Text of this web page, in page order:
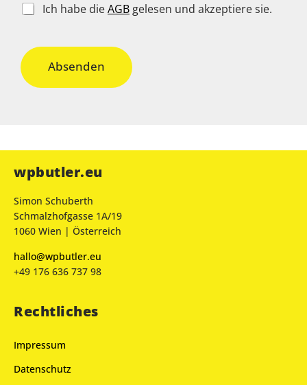
s
t
e
n
Ich habe dieAGB gelesen und akzeptiere sie.
Absenden
wpbutler.eu
Simon Schuberth
Schmalzhofgasse 1A/19
1060 Wien | Österreich
hallo@wpbutler.eu
+49 176 636 737 98
Rechtliches
Impressum
Datenschutz